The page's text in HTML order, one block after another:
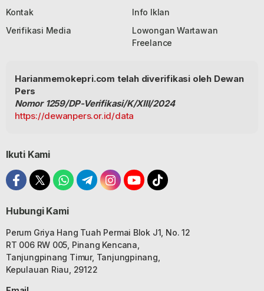
Kontak
Info Iklan
Verifikasi Media
Lowongan Wartawan
Freelance
Harianmemokepri.com telah diverifikasi oleh Dewan
Pers
Nomor 1259/DP-Verifikasi/K/XIII/2024
https://dewanpers.or.id/data
Ikuti Kami
Hubungi Kami
Perum Griya Hang Tuah Permai Blok J1, No. 12
RT 006 RW 005, Pinang Kencana,
Tanjungpinang Timur, Tanjungpinang,
Kepulauan Riau, 29122